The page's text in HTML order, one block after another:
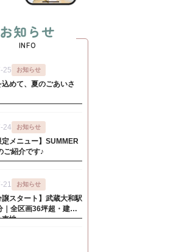
お知らせ
INFO